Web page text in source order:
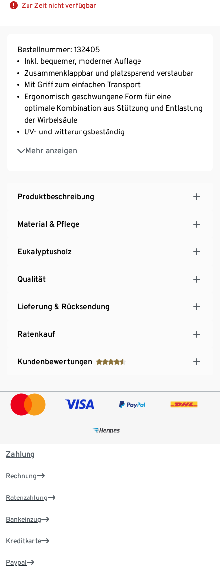
Zur Zeit nicht verfügbar
Bestellnummer: 132405
Inkl. bequemer, moderner Auflage
Zusammenklappbar und platzsparend verstaubar
Mit Griff zum einfachen Transport
Ergonomisch geschwungene Form für eine
optimale Kombination aus Stützung und Entlastung
der Wirbelsäule
UV- und witterungsbeständig
Mehr anzeigen
Aus hochwertigem, Eukalyptusholz
Kissen an der Seite der Liege fixierbar – verhindert
Produktbeschreibung
Material & Pflege
Eukalyptusholz
Qualität
Lieferung & Rücksendung
Ratenkauf
Kundenbewertungen
Zahlung
Rechnung
Ratenzahlung
Bankeinzug
Kreditkarte
Paypal